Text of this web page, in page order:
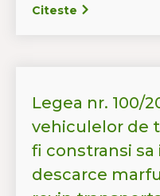
Citeste
Legea nr. 100/
vehiculelor de
fi constransi sa
descarce